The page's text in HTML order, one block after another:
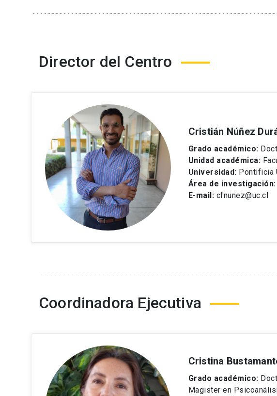
Director del Centro
Cristián Núñez
Grado académico:
Unidad académica:
Universidad: Pontificia
Área de investigación:
E-mail: cfnunez@uc.cl
Coordinadora Ejecutiva
Cristina
Grado académico:
Magister en